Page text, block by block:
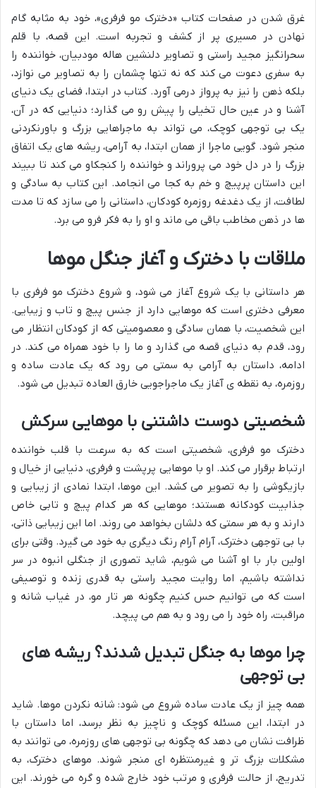
غرق شدن در صفحات کتاب «دخترک مو فرفری»، خود به مثابه گام
نهادن در مسیری پر از کشف و تجربه است. این قصه، با قلم
سحرانگیز مجید راستی و تصاویر دلنشین هاله مودبیان، خواننده را
به سفری دعوت می کند که نه تنها چشمان را به تصاویر می نوازد،
بلکه ذهن را نیز به پرواز درمی آورد. کتاب در ابتدا، فضای یک دنیای
آشنا و در عین حال تخیلی را پیش رو می گذارد؛ دنیایی که در آن،
یک بی توجهی کوچک، می تواند به ماجراهایی بزرگ و باورنکردنی
منجر شود. گویی ماجرا از همان ابتدا، به آرامی، ریشه های یک اتفاق
بزرگ را در دل خود می پروراند و خواننده را کنجکاو می کند تا ببیند
این داستان پرپیچ و خم به کجا می انجامد. این کتاب به سادگی و
لطافت، از یک دغدغه روزمره کودکان، داستانی را می سازد که تا مدت
ها در ذهن مخاطب باقی می ماند و او را به فکر فرو می برد.
ملاقات با دخترک و آغاز جنگل موها
هر داستانی با یک شروع آغاز می شود، و شروع دخترک مو فرفری با
معرفی دختری است که موهایی دارد از جنس پیچ و تاب و زیبایی.
این شخصیت، با همان سادگی و معصومیتی که از کودکان انتظار می
رود، قدم به دنیای قصه می گذارد و ما را با خود همراه می کند. در
ادامه، داستان به آرامی به سمتی می رود که یک عادت ساده و
روزمره، به نقطه ی آغاز یک ماجراجویی خارق العاده تبدیل می شود.
شخصیتی دوست داشتنی با موهایی سرکش
دخترک مو فرفری، شخصیتی است که به سرعت با قلب خواننده
ارتباط برقرار می کند. او با موهایی پرپشت و فرفری، دنیایی از خیال و
بازیگوشی را به تصویر می کشد. این موها، ابتدا نمادی از زیبایی و
جذابیت کودکانه هستند؛ موهایی که هر کدام پیچ و تابی خاص
دارند و به هر سمتی که دلشان بخواهد می روند. اما این زیبایی ذاتی،
با بی توجهی دخترک، آرام آرام رنگ دیگری به خود می گیرد. وقتی برای
اولین بار با او آشنا می شویم، شاید تصوری از جنگلی انبوه در سر
نداشته باشیم، اما روایت مجید راستی به قدری زنده و توصیفی
است که می توانیم حس کنیم چگونه هر تار مو، در غیاب شانه و
مراقبت، راه خود را می رود و به هم می پیچد.
چرا موها به جنگل تبدیل شدند؟ ریشه های
بی توجهی
همه چیز از یک عادت ساده شروع می شود: شانه نکردن موها. شاید
در ابتدا، این مسئله کوچک و ناچیز به نظر برسد، اما داستان با
ظرافت نشان می دهد که چگونه بی توجهی های روزمره، می توانند به
مشکلات بزرگ تر و غیرمنتظره ای منجر شوند. موهای دخترک، به
تدریج، از حالت فرفری و مرتب خود خارج شده و گره می خورند. این